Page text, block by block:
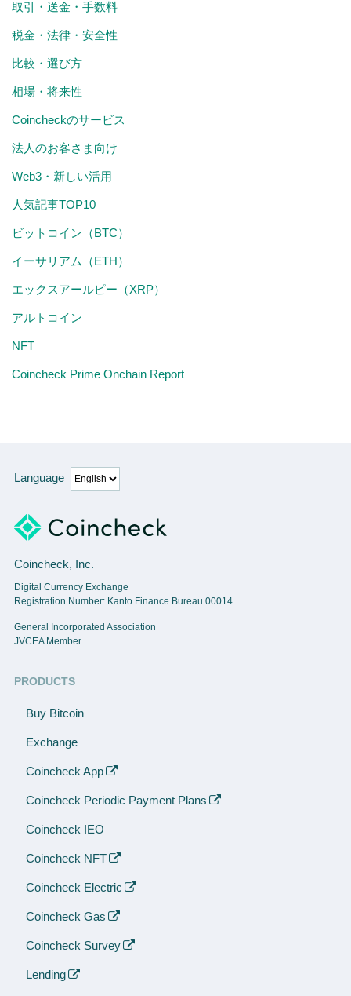
取引・送金・手数料
税金・法律・安全性
比較・選び方
相場・将来性
Coincheckのサービス
法人のお客さま向け
Web3・新しい活用
人気記事TOP10
ビットコイン（BTC）
イーサリアム（ETH）
エックスアールピー（XRP）
アルトコイン
NFT
Coincheck Prime Onchain Report
Language
Coincheck, Inc.
Digital Currency Exchange
Registration Number: Kanto Finance Bureau 00014
General Incorporated Association
JVCEA Member
PRODUCTS
Buy Bitcoin
Exchange
Coincheck App
Coincheck Periodic Payment Plans
Coincheck IEO
Coincheck NFT
Coincheck Electric
Coincheck Gas
Coincheck Survey
Lending